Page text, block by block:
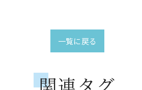
一覧に戻る
関連タグ